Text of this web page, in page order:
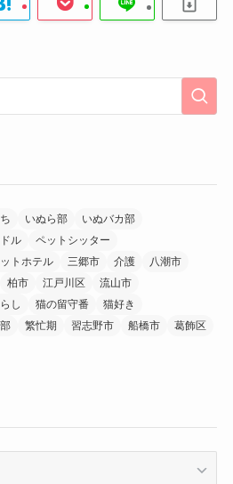
いぬら部
いぬバカ部
ル
ペットシッター
トホテル 三郷市 介護
八潮市
柏市 江戸川区
流山市
し 猫の留守番
猫好き
繁忙期 習志野市 船橋市
葛飾区